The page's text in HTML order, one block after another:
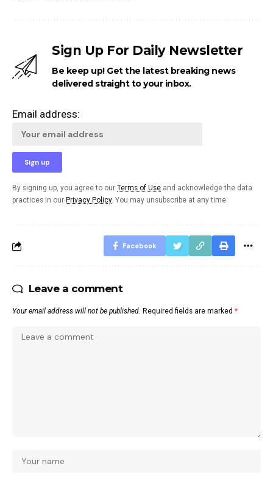
Sign Up For Daily Newsletter
Be keep up! Get the latest breaking news
delivered straight to your inbox.
Email address:
By signing up, you agree to our Terms of Use and acknowledge the data
practices in our Privacy Policy. You may unsubscribe at any time.
Facebook
Leave a comment
Your email address will not be published. Required fields are marked *